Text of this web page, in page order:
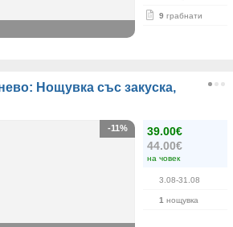
9 грабнати
Нощувка със закуска,
39.00€
44.00€
на човек
3.08-31.08
1 нощувка
-11%